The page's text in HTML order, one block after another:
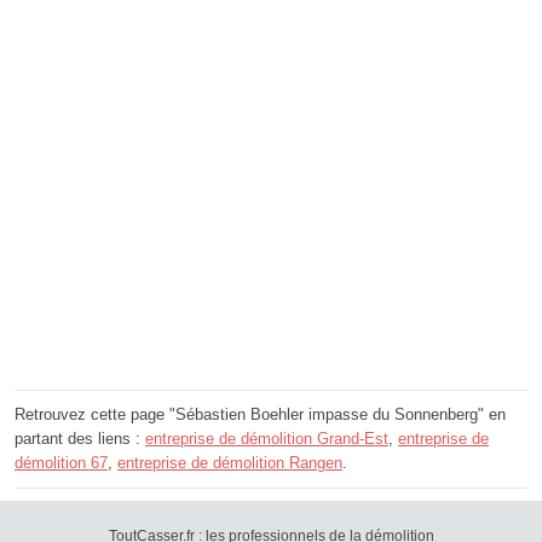
Retrouvez cette page "Sébastien Boehler impasse du Sonnenberg" en
partant des liens : entreprise de démolition Grand-Est, entreprise de
démolition 67, entreprise de démolition Rangen.
ToutCasser.fr : les professionnels de la démolition